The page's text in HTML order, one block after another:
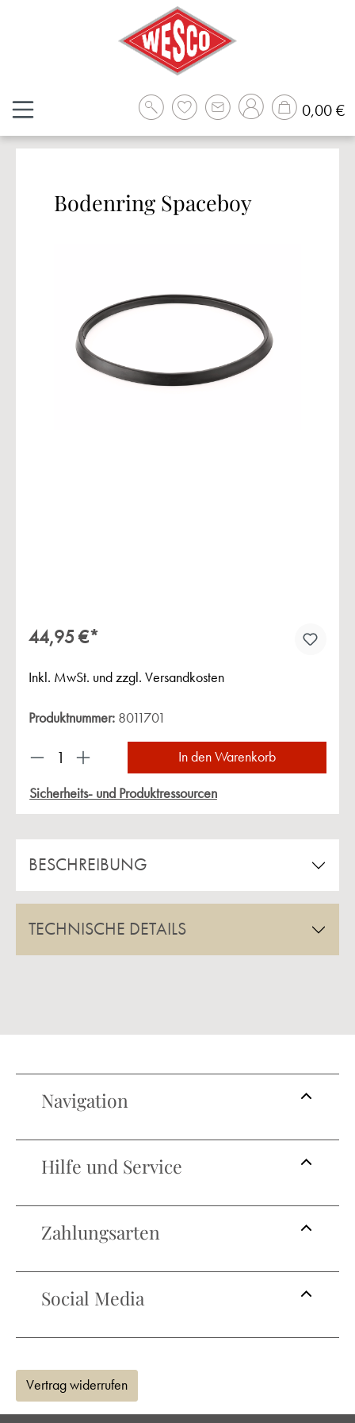
0,00 €
Bodenring Spaceboy
44,95 €*
Inkl. MwSt. und zzgl. Versandkosten
Produktnummer: 8011701
Produkt Anzahl: Gib den gewünschten Wert
In den Warenkorb
Sicherheits- und Produktressourcen
BESCHREIBUNG
TECHNISCHE DETAILS
Navigation
Hilfe und Service
Zahlungsarten
Social Media
Vertrag widerrufen